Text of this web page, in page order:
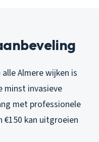
Almere wijken is
minst invasieve
met professionele
€150 kan uitgroeien